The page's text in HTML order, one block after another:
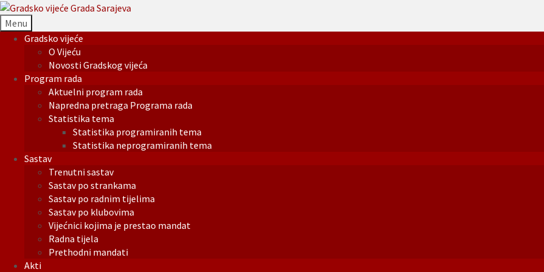
Menu
Gradsko vijeće
O Vijeću
Novosti Gradskog vijeća
Program rada
Aktuelni program rada
Napredna pretraga Programa rada
Statistika tema
Statistika programiranih tema
Statistika neprogramiranih tema
Sastav
Trenutni sastav
Sastav po strankama
Sastav po radnim tijelima
Sastav po klubovima
Vijećnici kojima je prestao mandat
Radna tijela
Prethodni mandati
Akti